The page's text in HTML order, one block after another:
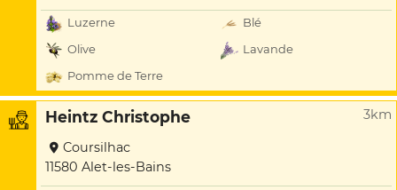
Luzerne
Blé
Olive
Lavande
Pomme de Terre
Heintz Christophe 3km
Coursilhac
11580 Alet-les-Bains